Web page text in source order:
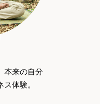
本来の自分
体験。